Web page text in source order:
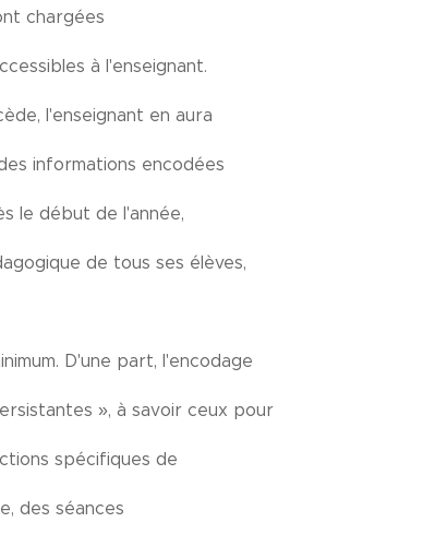
chargées
à l'enseignant.
l'enseignant en aura
informations encodées
le début de l'année,
de tous ses élèves,
D'une part, l'encodage
», à savoir ceux pour
spécifiques de
des séances